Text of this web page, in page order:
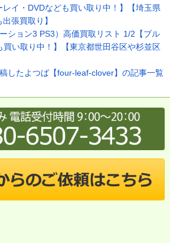
イ・DVDなども買い取り中！】【埼玉県
張買取り】
ション3 PS3）高価買取リスト 1/2【ブル
買い取り中！】【東京都世田谷区や杉並区
したよつば【four-leaf-clover】の記事一覧